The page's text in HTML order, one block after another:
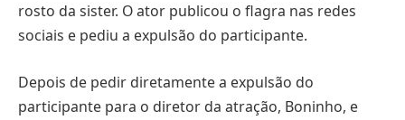
rosto da sister. O ator publicou o flagra nas redes
sociais e pediu a expulsão do participante.
Depois de pedir diretamente a expulsão do
participante para o diretor da atração, Boninho, e